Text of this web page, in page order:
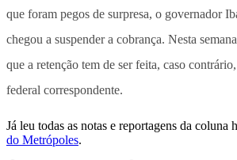
que foram pegos de surpresa, o governador
chegou a suspender a cobrança. Nesta
que a retenção tem de ser feita, caso
federal correspondente.
Já leu todas as notas e reportagens da coluna
do Metrópoles.